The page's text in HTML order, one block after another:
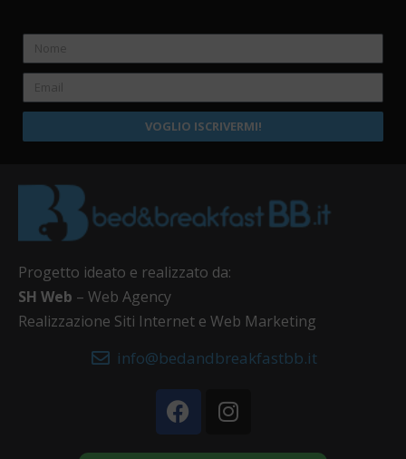
VOGLIO ISCRIVERMI!
Progetto ideato e realizzato da:
SH Web – Web Agency
Realizzazione Siti Internet e Web Marketing
info@bedandbreakfastbb.it